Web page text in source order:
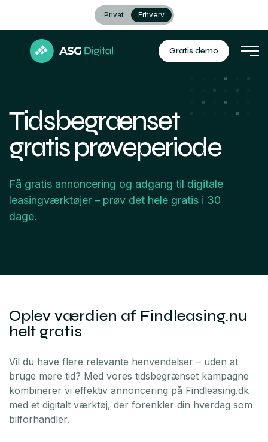
Privat Erhverv
Gratis demo
Tidsbegrænset
gratis prøveperiode
Få gratis annoncering og adgang til digitale
leasingværktøjer – prøv det hele gratis i 30
dage.
Oplev værdien af Findleasing.nu
helt gratis
Vil du have flere relevante henvendelser – uden at
bruge mere tid? Med vores tidsbegrænset kampagne
kombinerer vi effektiv annoncering på Findleasing.dk
med et digitalt værktøj, der forenkler din hverdag som
bilforhandler.